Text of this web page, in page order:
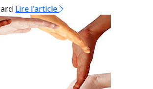
Lire l'article